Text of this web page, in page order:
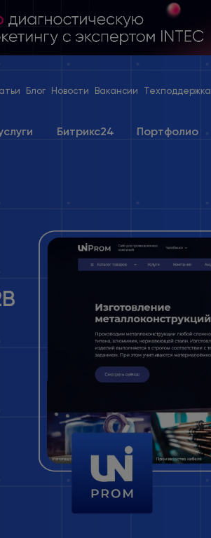
Блог Новости Вакансии Техподдержка
Битрикс24 Портфолио